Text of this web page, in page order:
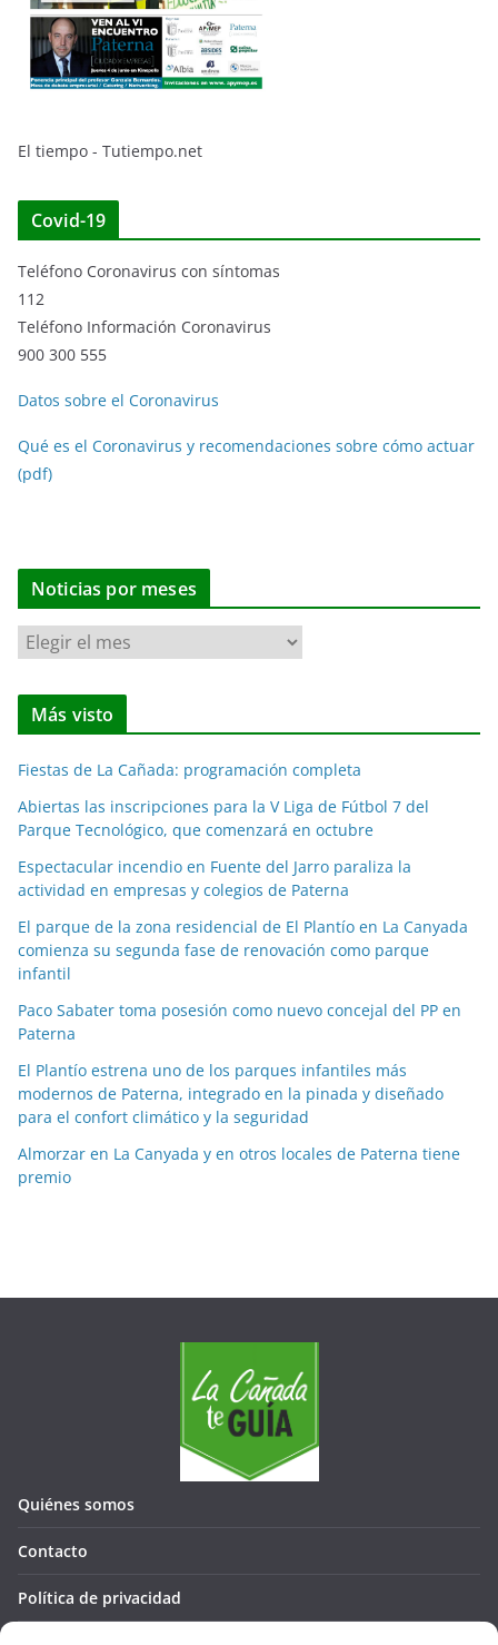
El tiempo - Tutiempo.net
Covid-19
Teléfono Coronavirus con síntomas
112
Teléfono Información Coronavirus
900 300 555
Datos sobre el Coronavirus
Qué es el Coronavirus y recomendaciones sobre cómo actuar
(pdf)
Noticias por meses
N
t
i
a
s
p
o
r
m
e
s
e
Más visto
Fiestas de La Cañada: programación completa
Abiertas las inscripciones para la V Liga de Fútbol 7 del
Parque Tecnológico, que comenzará en octubre
Espectacular incendio en Fuente del Jarro paraliza la
actividad en empresas y colegios de Paterna
El parque de la zona residencial de El Plantío en La Canyada
comienza su segunda fase de renovación como parque
infantil
Paco Sabater toma posesión como nuevo concejal del PP en
Paterna
El Plantío estrena uno de los parques infantiles más
modernos de Paterna, integrado en la pinada y diseñado
para el confort climático y la seguridad
Almorzar en La Canyada y en otros locales de Paterna tiene
premio
Quiénes somos
Contacto
Política de privacidad